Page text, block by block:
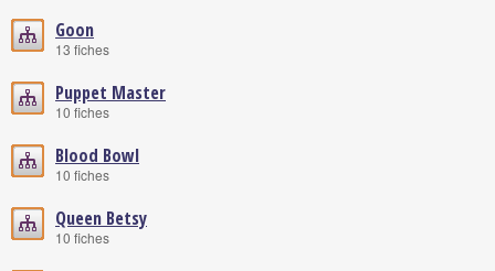
Goon
13 fiches
Puppet Master
10 fiches
Blood Bowl
10 fiches
Queen Betsy
10 fiches